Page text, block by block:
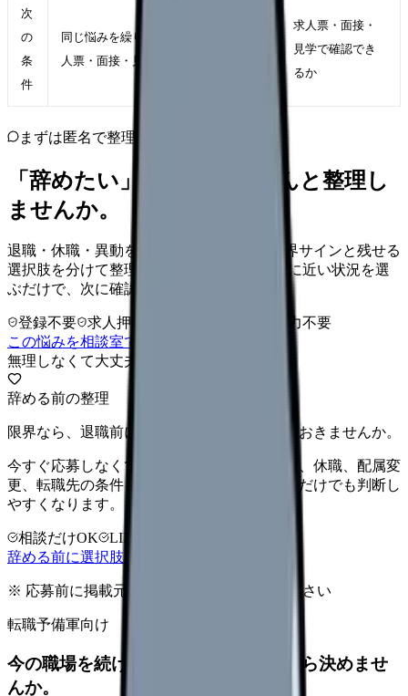
次
の
条
件
同じ悩みを繰り返さない勤務条件を求
人票・面接・見学で確認する
求人票・面接・
見学で確認でき
るか
まずは匿名で整理
「辞めたい」を、カンゴさんと整理し
ませんか。
退職・休職・異動を急いで決める前に、限界サインと残せる
選択肢を分けて整理します。 「辞めたい」に近い状況を選
ぶだけで、次に確認することまで進めます。
登録不要 求人押し売りなし
病院名は入力不要
この悩みを相談室で整理する
無理しなくて大丈夫
辞める前の整理
限界なら、退職前に次の逃げ道だけ確保しておきませんか。
今すぐ応募しなくても大丈夫です。退職時期、休職、配属変
更、転職先の条件を第三者に整理してもらうだけでも判断し
やすくなります。
相談だけOK LINE相談OK
辞める前に選択肢を確認する
※ 応募前に掲載元の最新情報を確認してください
転職予備軍向け
今の職場を続けるか、条件を比べてから決めませ
んか。